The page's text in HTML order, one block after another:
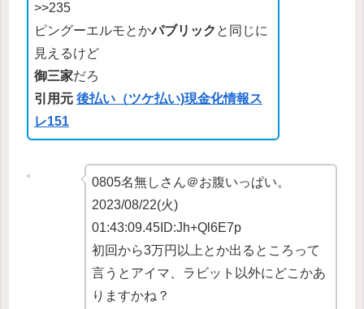
>>235
ピングーエルモとかパブリック と同じに
見えるけど
御三家だろ
引用元 後払い（ツケ払い)現金化情報ス
レ151
0805名無しさん＠お腹いっぱい。
2023/08/22(火)
01:43:09.45ID:Jh+Ql6E7p
初回から3万円以上とか出るところって
言うとアイマ、ラビット以外にどこかあ
りますかね？